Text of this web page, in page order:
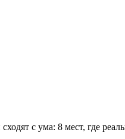
с ума: 8 мест, где